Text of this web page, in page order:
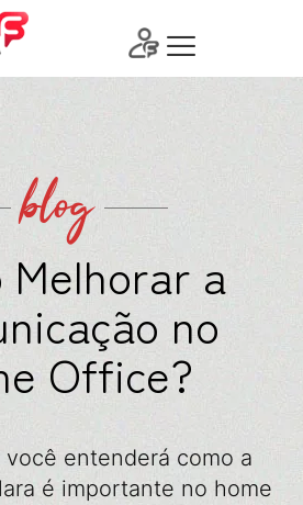
blog
Melhorar a
no
Office?
entenderá como a
é importante no home